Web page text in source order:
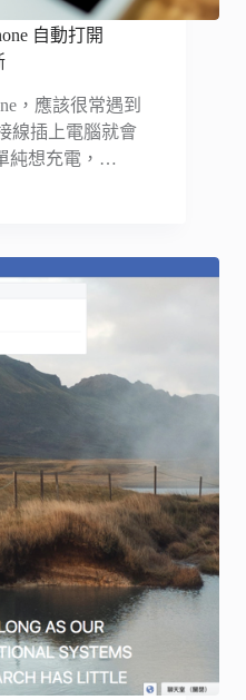
自動打開
，應該很常遇到
線插上電腦就會
純想充電，…